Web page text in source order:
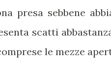
presa sebbene
scatti
le mezze